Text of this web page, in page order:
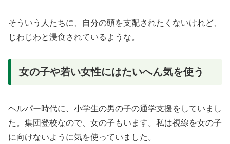
そういう人たちに、自分の頭を支配されたくないけれど、
じわじわと浸食されているような。
女の子や若い女性にはたいへん気を使う
ヘルパー時代に、小学生の男の子の通学支援をしていまし
た。集団登校なので、女の子もいます。私は視線を女の子
に向けないように気を使っていました。